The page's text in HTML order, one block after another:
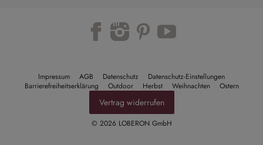
Impressum AGB Datenschutz
Datenschutz-Einstellungen
Barrierefreiheitserklärung
Outdoor Herbst Weihnachten Ostern
Vertrag widerrufen
© 2026 LOBERON GmbH